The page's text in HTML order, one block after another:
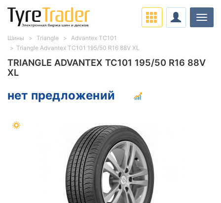
TRIANGLE ADVANTEX TC101 195/50 R16 88V
XL
нет предложений
Шины Triangle
Advantex TC101
Triangle Advantex TC101 195/50 R16 88V XL